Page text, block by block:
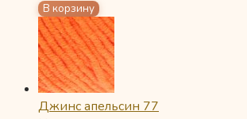
Джинс апельсин 77